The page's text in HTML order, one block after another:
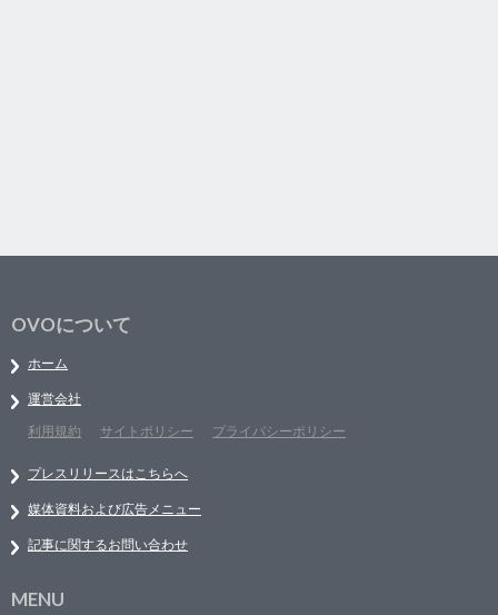
OVOについて
ホーム
運営会社
利用規約
サイトポリシー プライバシーポリシー
プレスリリースはこちらへ
媒体資料および広告メニュー
記事に関するお問い合わせ
MENU